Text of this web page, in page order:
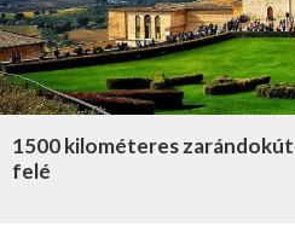
1500 kilométeres
felé